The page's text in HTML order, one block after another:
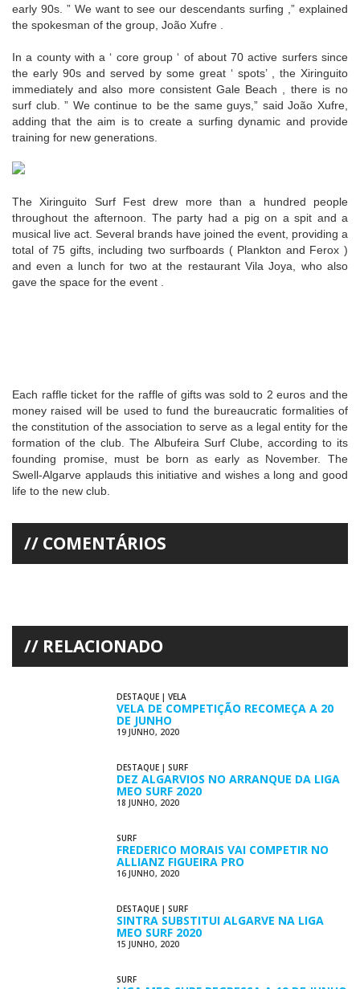
early 90s. ” We want to see our descendants surfing ,” explained
the spokesman of the group, João Xufre .
In a county with a ‘ core group ‘ of about 70 active surfers since
the early 90s and served by some great ‘ spots’ , the Xiringuito
immediately and also more consistent Gale Beach , there is no
surf club. ” We continue to be the same guys,” said João Xufre,
adding that the aim is to create a surfing dynamic and provide
training for new generations.
The Xiringuito Surf Fest drew more than a hundred people
throughout the afternoon. The party had a pig on a spit and a
musical live act. Several brands have joined the event, providing a
total of 75 gifts, including two surfboards ( Plankton and Ferox )
and even a lunch for two at the restaurant Vila Joya, who also
gave the space for the event .
Each raffle ticket for the raffle of gifts was sold to 2 euros and the
money raised will be used to fund the bureaucratic formalities of
the constitution of the association to serve as a legal entity for the
formation of the club. The Albufeira Surf Clube, according to its
founding promise, must be born as early as November. The
Swell-Algarve applauds this initiative and wishes a long and good
life to the new club.
COMENTÁRIOS
RELACIONADO
DESTAQUE | VELA
VELA DE COMPETIÇÃO RECOMEÇA A 20
DE JUNHO
19 JUNHO, 2020
DESTAQUE | SURF
DEZ ALGARVIOS NO ARRANQUE DA LIGA
MEO SURF 2020
18 JUNHO, 2020
SURF
FREDERICO MORAIS VAI COMPETIR NO
ALLIANZ FIGUEIRA PRO
16 JUNHO, 2020
DESTAQUE | SURF
SINTRA SUBSTITUI ALGARVE NA LIGA
MEO SURF 2020
15 JUNHO, 2020
SURF